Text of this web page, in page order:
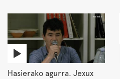
Hasierako agurra. Jexux